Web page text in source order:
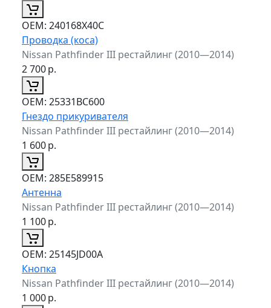
ОЕМ: 240168X40C
Проводка (коса)
Nissan Pathfinder III рестайлинг (2010—2014)
2 700р.
ОЕМ: 25331BC600
Гнездо прикуривателя
Nissan Pathfinder III рестайлинг (2010—2014)
1 600р.
ОЕМ: 285E589915
Антенна
Nissan Pathfinder III рестайлинг (2010—2014)
1 100р.
ОЕМ: 25145JD00A
Кнопка
Nissan Pathfinder III рестайлинг (2010—2014)
1 000р.